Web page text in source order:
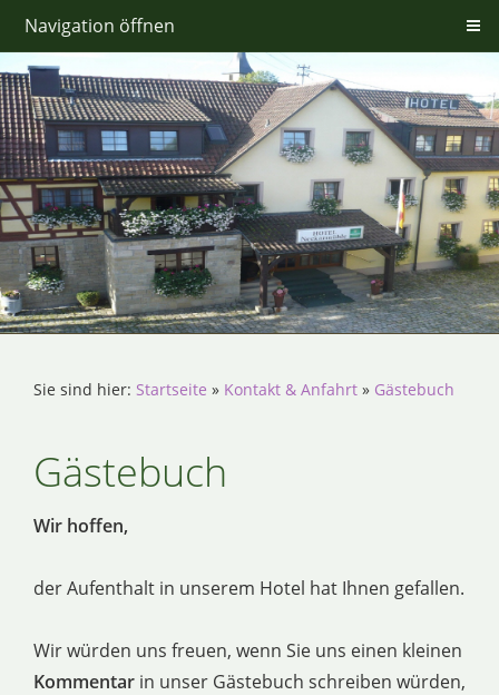
Navigation öffnen
Sie sind hier: Startseite » Kontakt & Anfahrt » Gästebuch
Gästebuch
Wir hoffen,
der Aufenthalt in unserem Hotel hat Ihnen gefallen.
Wir würden uns freuen, wenn Sie uns einen kleinen
Kommentar in unser Gästebuch schreiben würden,